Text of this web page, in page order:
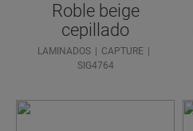
Roble beige
cepillado
LAMINADOS
CAPTURE
SIG4764